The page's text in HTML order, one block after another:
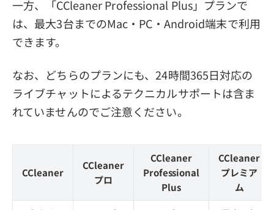
一方、「CCleaner Professional Plus」プランで
は、最大3台までのMac・PC・Android端末で利用
できます。
なお、どちらのプランにも、24時間365日対応の
ライブチャットによるテクニカルサポートは含ま
れていませんのでご注意ください。
CCleaner
CCleaner
プロ
CCleaner
Professional
Plus
CCleaner
プレミア
ム